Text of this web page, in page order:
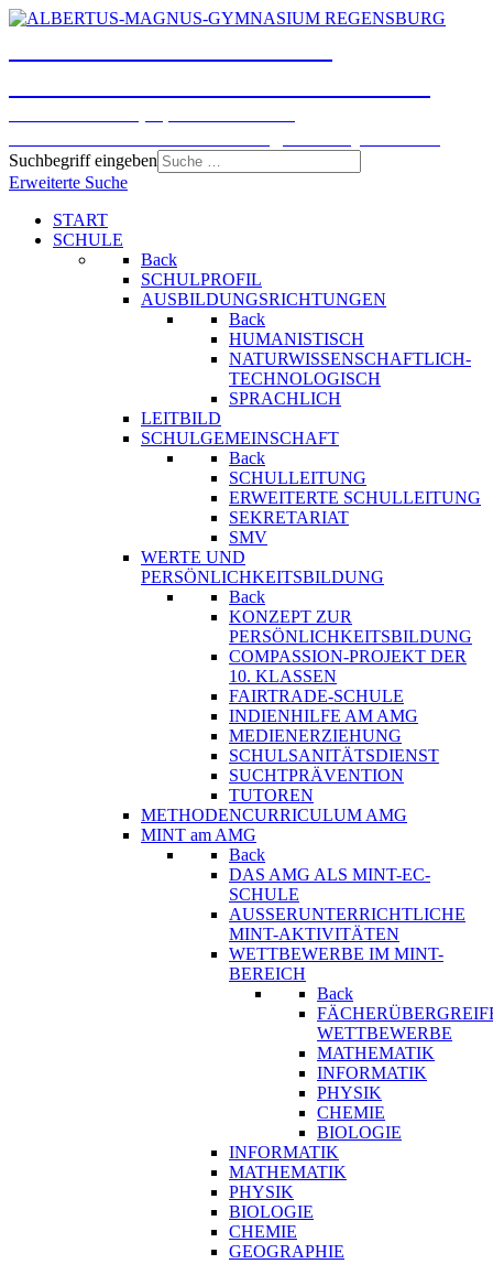
Suchbegriff eingeben
Erweiterte Suche
START
SCHULE
Back
SCHULPROFIL
AUSBILDUNGSRICHTUNGEN
Back
HUMANISTISCH
NATURWISSENSCHAFTLICH-
TECHNOLOGISCH
SPRACHLICH
LEITBILD
SCHULGEMEINSCHAFT
Back
SCHULLEITUNG
ERWEITERTE SCHULLEITUNG
SEKRETARIAT
SMV
WERTE UND
PERSÖNLICHKEITSBILDUNG
Back
KONZEPT ZUR
PERSÖNLICHKEITSBILDUNG
COMPASSION-PROJEKT DER
10. KLASSEN
FAIRTRADE-SCHULE
INDIENHILFE AM AMG
MEDIENERZIEHUNG
SCHULSANITÄTSDIENST
SUCHTPRÄVENTION
TUTOREN
METHODENCURRICULUM AMG
MINT am AMG
Back
DAS AMG ALS MINT-EC-
SCHULE
AUSSERUNTERRICHTLICHE
MINT-AKTIVITÄTEN
WETTBEWERBE IM MINT-
BEREICH
Back
WETTBEWERBE
MATHEMATIK
INFORMATIK
PHYSIK
CHEMIE
BIOLOGIE
INFORMATIK
MATHEMATIK
PHYSIK
BIOLOGIE
CHEMIE
GEOGRAPHIE